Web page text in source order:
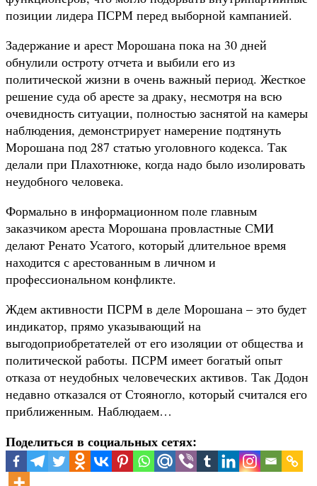
позиции лидера ПСРМ перед выборной кампанией.
Задержание и арест Морошана пока на 30 дней
обнулили остроту отчета и выбили его из
политической жизни в очень важный период. Жесткое
решение суда об аресте за драку, несмотря на всю
очевидность ситуации, полностью заснятой на камеры
наблюдения, демонстрирует намерение подтянуть
Морошана под 287 статью уголовного кодекса. Так
делали при Плахотнюке, когда надо было изолировать
неудобного человека.
Формально в информационном поле главным
заказчиком ареста Морошана провластные СМИ
делают Ренато Усатого, который длительное время
находится с арестованным в личном и
профессиональном конфликте.
Ждем активности ПСРМ в деле Морошана – это будет
индикатор, прямо указывающий на
выгодоприобретателей от его изоляции от общества и
политической работы. ПСРМ имеет богатый опыт
отказа от неудобных человеческих активов. Так Додон
недавно отказался от Стояногло, который считался его
приближенным. Наблюдаем…
Поделиться в социальных сетях: